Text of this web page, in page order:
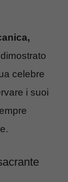
celebre
i suoi